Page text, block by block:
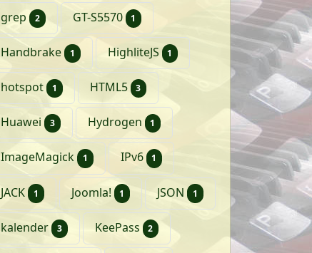
grep 2 artikelenGT-S5570 1 artikel
Handbrake 1 artikelHighliteJS 1 artikel
hotspot 1 artikelHTML5 3 artikelen
Huawei 3 artikelenHydrogen 1 artikel
ImageMagick 1 artikelIPv6 1 artikel
JACK 1 artikelJoomla! 1 artikelJSON 1 artikel
kalender 3 artikelenKeePass 2 artikelen